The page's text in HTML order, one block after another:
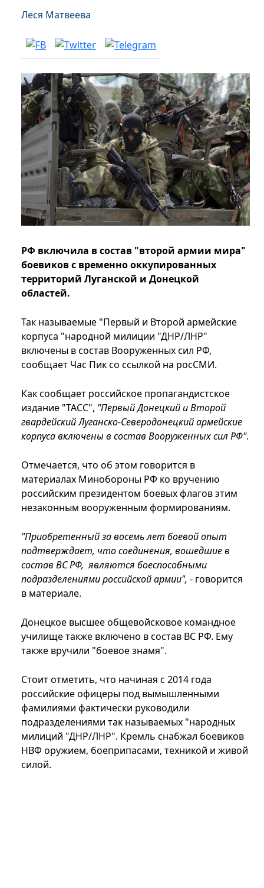
Леся Матвеева
РФ включила в состав "второй армии мира"
боевиков с временно оккупированных
территорий Луганской и Донецкой
областей.
Так называемые "Первый и Второй армейские
корпуса "народной милиции "ДНР/ЛНР"
включены в состав Вооруженных сил РФ,
сообщает Час Пик со ссылкой на росСМИ.
Как сообщает российское пропагандистское
издание "ТАСС", "Первый Донецкий и Второй
гвардейский Луганско-Северодонецкий армейские
корпуса включены в состав Вооруженных сил РФ".
Отмечается, что об этом говорится в
материалах Минобороны РФ ко вручению
российским президентом боевых флагов этим
незаконным вооруженным формированиям.
"Приобретенный за восемь лет боевой опыт
подтверждает, что соединения, вошедшие в
состав ВС РФ, являются боеспособными
подразделениями российской армии", - говорится
в материале.
Донецкое высшее общевойсковое командное
училище также включено в состав ВС РФ. Ему
также вручили "боевое знамя".
Стоит отметить, что начиная с 2014 года
российские офицеры под вымышленными
фамилиями фактически руководили
подразделениями так называемых "народных
милиций "ДНР/ЛНР". Кремль снабжал боевиков
НВФ оружием, боеприпасами, техникой и живой
силой.